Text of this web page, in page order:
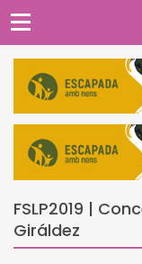
FSLP2019 |
Giráldez